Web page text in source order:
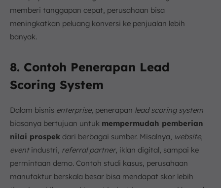
memberi tanggapan cepat, perusahaan bisa
meningkatkan peluang konversi ke penjualan lebih
banyak.
8. Contoh Penerapan Lead
Scoring System
Dalam bisnis enterprise, penerapan lead scoring system
biasanya bertujuan untuk mempermudah pemberian
nilai prospek dari berbagai sumber. Misalnya, website,
eventindustri, referral partner, iklan digital, sampai ke
permintaan demo. Contoh studi kasus, perusahaan
manufaktur berskala besar bisa mendapat skor lebih